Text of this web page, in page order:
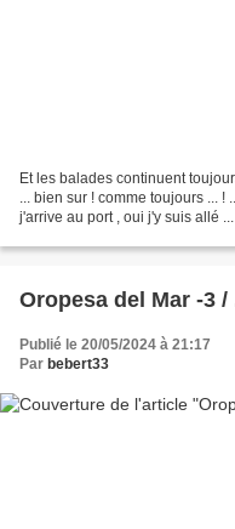
Et les balades continuent
... bien sur ! comme toujours ... !
j'arrive au port , oui j'y suis allé
Oropesa del Mar -3 /
Publié le 20/05/2024 à 21:17
Par bebert33